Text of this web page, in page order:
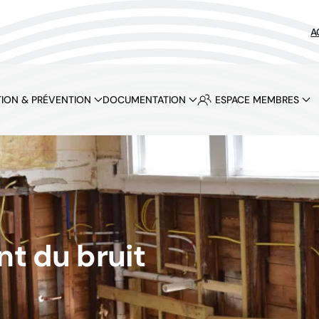
& PRÉVENTION DOCUMENTATION ESPACE MEMBRES
du bruit